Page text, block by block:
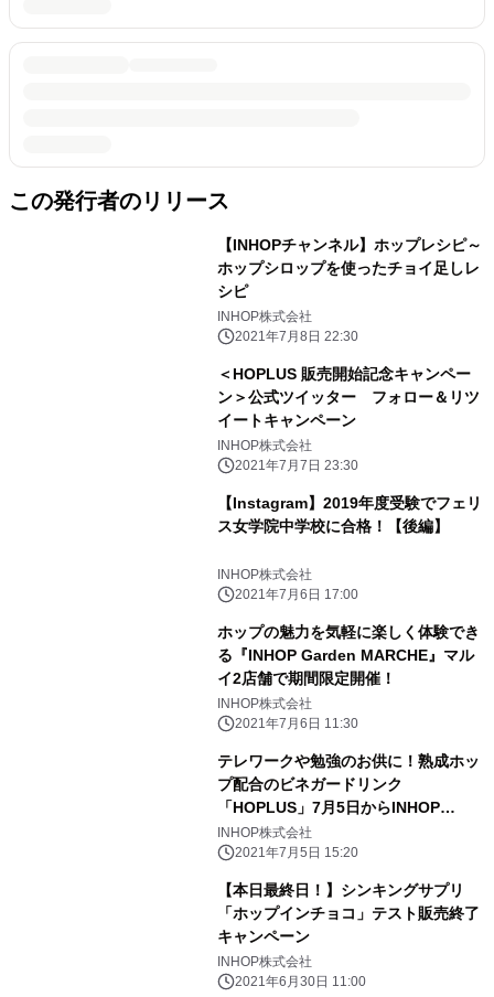
この発行者のリリース
【INHOPチャンネル】ホップレシピ～
ホップシロップを使ったチョイ足しレ
シピ
INHOP株式会社
2021年7月8日 22:30
＜HOPLUS 販売開始記念キャンペー
ン＞公式ツイッター フォロー＆リツ
イートキャンペーン
INHOP株式会社
2021年7月7日 23:30
【Instagram】2019年度受験でフェリ
ス女学院中学校に合格！【後編】
INHOP株式会社
2021年7月6日 17:00
ホップの魅力を気軽に楽しく体験でき
る『INHOP Garden MARCHE』マル
イ2店舗で期間限定開催！
INHOP株式会社
2021年7月6日 11:30
テレワークや勉強のお供に！熟成ホッ
プ配合のビネガードリンク
「HOPLUS」7月5日からINHOP
SHOPで発売！
INHOP株式会社
2021年7月5日 15:20
【本日最終日！】シンキングサプリ
「ホップインチョコ」テスト販売終了
キャンペーン
INHOP株式会社
2021年6月30日 11:00